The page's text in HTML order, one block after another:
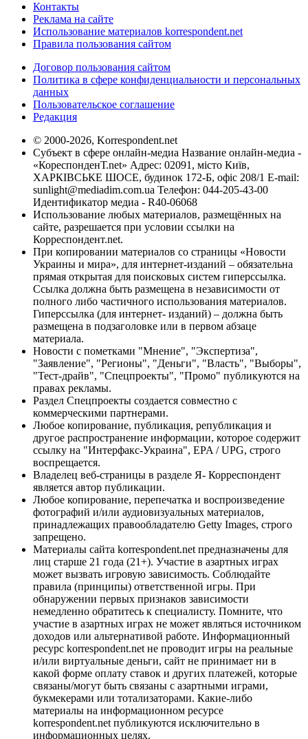
Контакты
Реклама на сайте
Использование материалов korrespondent.net
Правила пользования сайтом
Договор пользования сайтом
Политика в сфере конфиденциальности и персональных
данных
Пользовательское соглашение
Редакция
© 2000-2026, Korrespondent.net
Субъект в сфере онлайн-медиа Название онлайн-медиа -
«КореспонденТ.net» Адрес: 02091, місто Київ,
ХАРКІВСЬКЕ ШОСЕ, будинок 172-Б, офіс 208/1 E-mail:
sunlight@mediadim.com.ua Телефон: 044-205-43-00
Идентификатор медиа - R40-06068
Использование любых материалов, размещённых на
сайте, разрешается при условии ссылки на
Корреспондент.net.
При копировании материалов со страницы «Новости
Украины и мира», для интернет-изданий – обязательна
прямая открытая для поисковых систем гиперссылка.
Ссылка должна быть размещена в независимости от
полного либо частичного использования материалов.
Гиперссылка (для интернет- изданий) – должна быть
размещена в подзаголовке или в первом абзаце
материала.
Новости с пометками "Мнение", "Экспертиза",
"Заявление", "Регионы", "Деньги", "Власть", "Выборы",
"Тест-драйв", "Спецпроекты", "Промо" публикуются на
правах рекламы.
Раздел Спецпроекты создается совместно с
коммерческими партнерами.
Любое копирование, публикация, републикация и
другое распространение информации, которое содержит
ссылку на "Интерфакс-Украина", EPA / UPG, строго
воспрещается.
Владелец веб-страницы в разделе Я- Корреспондент
является автор публикации.
Любое копирование, перепечатка и воспроизведение
фотографий и/или аудиовизуальных материалов,
принадлежащих правообладателю Getty Images, строго
запрещено.
Материалы сайта korrespondent.net предназначены для
лиц старше 21 года (21+). Участие в азартных играх
может вызвать игровую зависимость. Соблюдайте
правила (принципы) ответственной игры. При
обнаружении первых признаков зависимости
немедленно обратитесь к специалисту. Помните, что
участие в азартных играх не может являться источником
доходов или альтернативой работе. Информационный
ресурс korrespondent.net не проводит игры на реальные
и/или виртуальные деньги, сайт не принимает ни в
какой форме оплату ставок и других платежей, которые
связаны/могут быть связаны с азартными играми,
букмекерами или тотализаторами. Какие-либо
материалы на информационном ресурсе
korrespondent.net публикуются исключительно в
информационных целях.